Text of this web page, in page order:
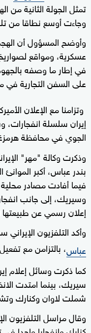
تمثل الجولة الثانية من
وجاءت أوسع نطاقا من
وأوضح المسؤول أن
عسكرية، ومواقع
في إطار ما وصفه
على السفن التجارية
وتزامنا مع الإعلان
إيران سلسلة
الجوي في محافظة
وذكرت وكالة "مهر"
بندر عباس، أكبر الموانئ
فيما أفادت مصادر
وسيريك، إلى جانب
إعلان رسمي عن طبيعتها
وأكد التلفزيون
عباس، بالتزامن مع
كما ذكرت وسائل إعلام
سيريك، بينما امتدت
شملت لاوان وكنارك
وقال مراسل التلفزيون